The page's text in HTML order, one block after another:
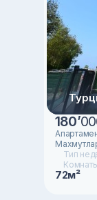
180’
Тип
72м²